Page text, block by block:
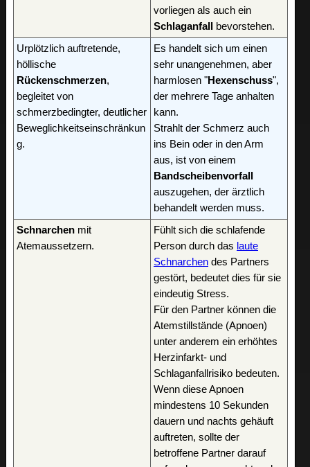
vorliegen als auch ein
Schlaganfall
bevorstehen.
Urplötzlich auftretende,
höllische
Rückenschmerzen,
begleitet von
schmerzbedingter, deutlicher
Beweglichkeitseinschränkun
g.
Es handelt sich um einen
sehr unangenehmen, aber
harmlosen "Hexenschuss",
der mehrere Tage anhalten
kann.
Strahlt der Schmerz auch
ins Bein oder in den Arm
aus, ist von einem
Bandscheibenvorfall
auszugehen, der ärztlich
behandelt werden muss.
Schnarchen mit
Atemaussetzern.
Fühlt sich die schlafende
Person durch das laute
Schnarchen des Partners
gestört, bedeutet dies für sie
eindeutig Stress.
Für den Partner können die
Atemstillstände (Apnoen)
unter anderem ein erhöhtes
Herzinfarkt- und
Schlaganfallrisiko bedeuten.
Wenn diese Apnoen
mindestens 10 Sekunden
dauern und nachts gehäuft
auftreten, sollte der
betroffene Partner darauf